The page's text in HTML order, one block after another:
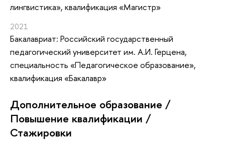
лингвистика», квалификация «Магистр»
2021
Бакалавриат: Российский государственный
педагогический университет им. А.И. Герцена,
специальность «Педагогическое образование»,
квалификация «Бакалавр»
Дополнительное образование /
Повышение квалификации /
Стажировки